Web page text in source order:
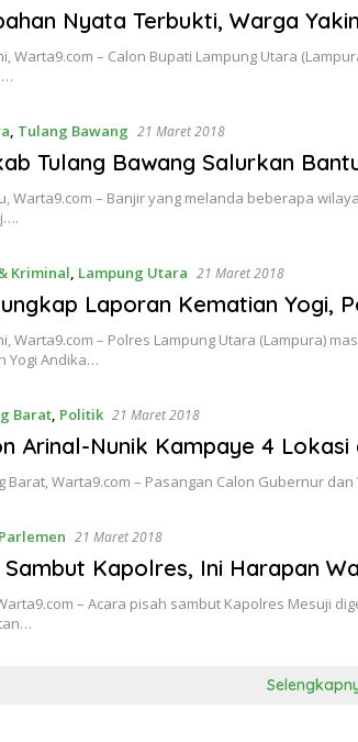
Nyata Terbukti, Warga
Warta9.com – Calon Bupati Lampung Utara
, Tulang Bawang 21 Maret 2018
Tulang Bawang Salurkan
Warta9.com – Banjir yang melanda beberapa
Kriminal, Lampung Utara 21 Maret 2018
Laporan Kematian Yogi,
Warta9.com – Polres Lampung Utara (Lampura)
Yogi Andika…
Barat, Politik 21 Maret 2018
Arinal-Nunik Kampaye 4 Lokasi
Barat, Warta9.com – Pasangan Calon Gubernur
Parlemen 21 Maret 2018
Sambut Kapolres, Ini Harapan
– Acara pisah sambut Kapolres Mesuji